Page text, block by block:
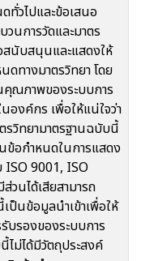
ทั่วไปและข้อเสนอ
วนการวัดและมาตร
นับสนุนและแสดงให้
ดทางมาตรวิทยา โดย
คุณภาพของระบบการ
องค์กร เพื่อให้แน่ใจว่า
รวิทยามาตรฐานฉบับนี้
ข้อกำหนดในการแสดง
9001, ISO
วนได้เสียสามารถ
ป็นข้อมูลนำเข้าเพื่อให้
บรองของระบบการ
ไม่ได้มีวัตถุประสงค์